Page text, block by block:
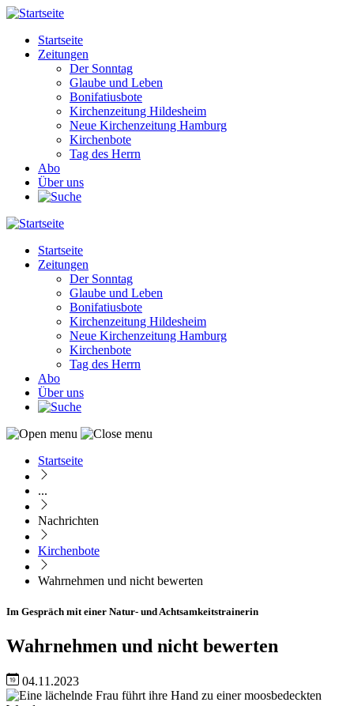
Direkt
Inhalt
Main
navigation
Startseite
Zeitungen
Der Sonntag
Glaube und Leben
Bonifatiusbote
Kirchenzeitung Hildesheim
Neue Kirchenzeitung Hamburg
Kirchenbote
Tag des Herrn
Abo
Über uns
Main
navigation
Startseite
Zeitungen
Der Sonntag
Glaube und Leben
Bonifatiusbote
Kirchenzeitung Hildesheim
Neue Kirchenzeitung Hamburg
Kirchenbote
Tag des Herrn
Abo
Über uns
Pfadnavigation
Startseite
...
Nachrichten
Kirchenbote
Wahrnehmen und nicht bewerten
Im Gespräch mit einer Natur- und Achtsamkeitstrainerin
Wahrnehmen und nicht bewerten
04.11.2023
Image